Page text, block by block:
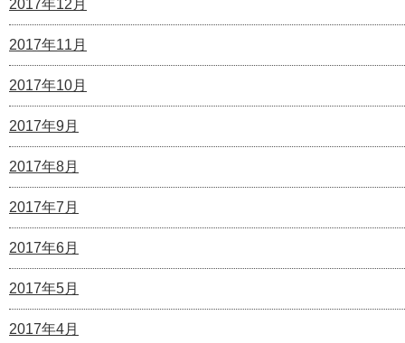
2017年12月
2017年11月
2017年10月
2017年9月
2017年8月
2017年7月
2017年6月
2017年5月
2017年4月